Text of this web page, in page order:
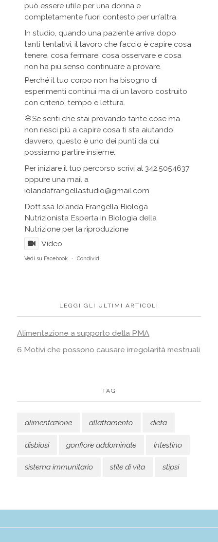
può essere utile per una donna e
completamente fuori contesto per un’altra.
In studio, quando una paziente arriva dopo
tanti tentativi, il lavoro che faccio è capire cosa
tenere, cosa fermare, cosa osservare e cosa
non ha più senso continuare a provare.
Perché il tuo corpo non ha bisogno di
esperimenti continui ma di un lavoro costruito
con criterio, tempo e lettura.
🌸Se senti che stai provando tante cose ma
non riesci più a capire cosa ti sta aiutando
davvero, questo è uno dei punti da cui
possiamo partire insieme.
Per iniziare il tuo percorso scrivi al 342.5054637
oppure una mail a
iolandafrangellastudio@gmail.com
Dott.ssa Iolanda Frangella Biologa
Nutrizionista Esperta in Biologia della
Nutrizione per la riproduzione
Video
Vedi su Facebook · Condividi
LEGGI GLI ULTIMI ARTICOLI
Alimentazione a supporto della PMA
6 Motivi che possono causare irregolarità mestruali
TAG
alimentazione allattamento dieta
disbiosi gonfiore addominale intestino
sistema immunitario stile di vita stipsi